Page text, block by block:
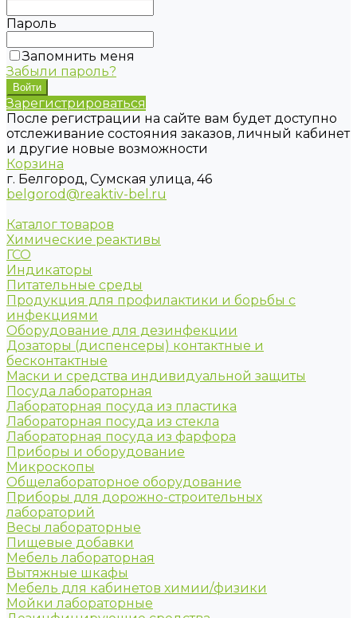
Пароль
Запомнить меня
Забыли пароль?
Зарегистрироваться
После регистрации на сайте вам будет доступно
отслеживание состояния заказов, личный кабинет
и другие новые возможности
Корзина
г. Белгород, Сумская улица, 46
belgorod@reaktiv-bel.ru
Каталог товаров
Химические реактивы
ГСО
Индикаторы
Питательные среды
Продукция для профилактики и борьбы с
инфекциями
Оборудование для дезинфекции
Дозаторы (диспенсеры) контактные и
бесконтактные
Маски и средства индивидуальной защиты
Посуда лабораторная
Лабораторная посуда из пластика
Лабораторная посуда из стекла
Лабораторная посуда из фарфора
Приборы и оборудование
Микроскопы
Общелабораторное оборудование
Приборы для дорожно-строительных
лабораторий
Весы лабораторные
Пищевые добавки
Мебель лабораторная
Вытяжные шкафы
Мебель для кабинетов химии/физики
Мойки лабораторные